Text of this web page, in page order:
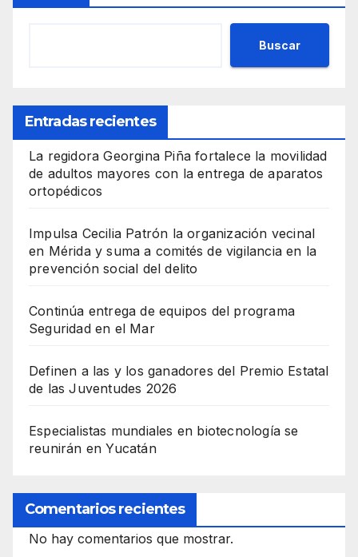
Buscar
Entradas recientes
La regidora Georgina Piña fortalece la movilidad
de adultos mayores con la entrega de aparatos
ortopédicos
Impulsa Cecilia Patrón la organización vecinal
en Mérida y suma a comités de vigilancia en la
prevención social del delito
Continúa entrega de equipos del programa
Seguridad en el Mar
Definen a las y los ganadores del Premio Estatal
de las Juventudes 2026
Especialistas mundiales en biotecnología se
reunirán en Yucatán
Comentarios recientes
No hay comentarios que mostrar.